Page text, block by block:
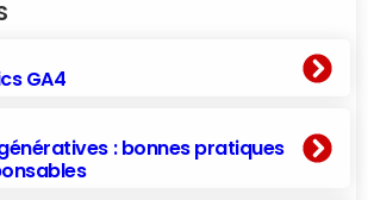
GA4
: bonnes pratiques